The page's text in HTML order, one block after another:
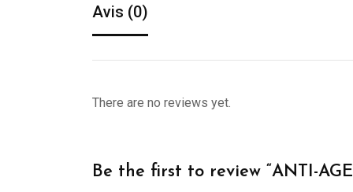
Avis (0)
There are no reviews yet.
Be the first to review “ANTI-